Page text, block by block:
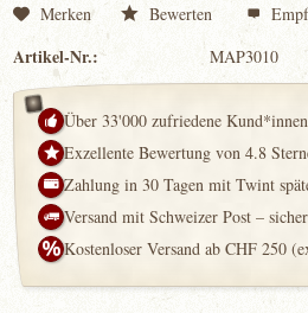
Merken Bewerten
Artikel-Nr.: MAP3010
Über 33'000 zufriedene Kund*innen
Exzellente Bewertung von 4.8
Zahlung in 30 Tagen mit Twint
Versand mit Schweizer Post –
Kostenloser Versand ab CHF 250